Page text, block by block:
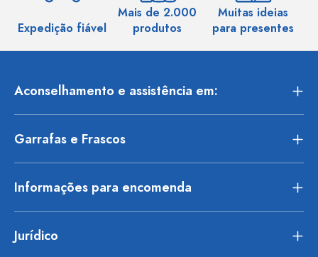
Expedição fiável
Mais de 2.000
produtos
Muitas ideias
para presentes
Aconselhamento e assistência em:
Garrafas e Frascos
Informações para encomenda
Jurídico